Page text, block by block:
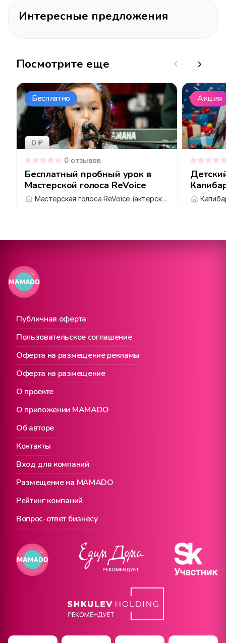
Интересные предложения
Посмотрите еще
Бесплатно
0 ₽
0 отзывов
Бесплатный пробный урок в
Мастерской голоса ReVoice
Мастерская голоса ReVoice (актерское мастерство и вокал)
Акция
Публичная оферта
О проекте
Вход для компаний
Пользовательское соглашение
О приложении MAMADO
Размещение на MAMADO
Оферта на размещение рекламы
Об авторе
Рейтинг компаний
Оферта на размещение
Контакты
Вопрос-ответ бизнесу